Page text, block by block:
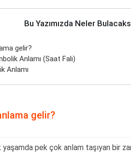
Bu Yazımızda Neler
gelir?
Anlamı (Saat Falı)
Anlamı
gelir?
pek çok anlam taşıyan bir